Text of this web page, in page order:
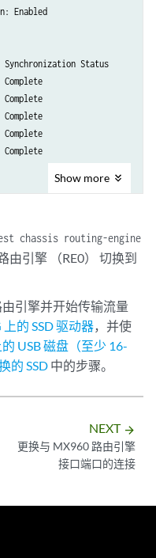
Enabled
Show more
chassis routing-engine
由引擎 （RE0） 切换到
引擎并开始传输流量
上的 SSD 驱动器，并使
的 USB 磁盘（至少 16-
的 SSD 中的步骤。
NEXT arrow_forward
更换与 MX960 路由引擎
接口端口的连接